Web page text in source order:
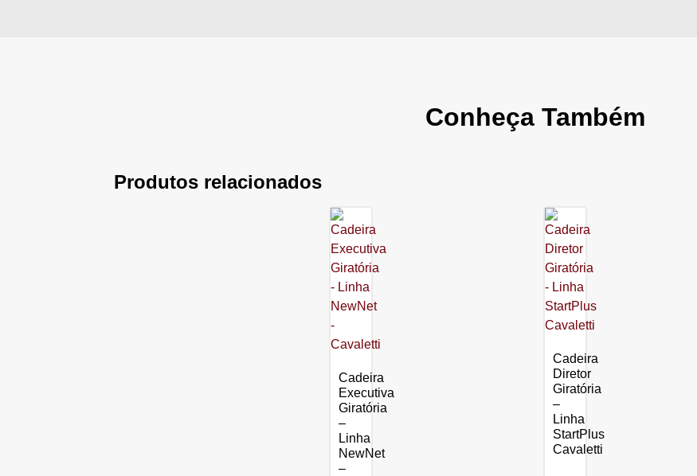
Conheça Também
Produtos relacionados
Cadeira
Executiva
Giratória
–
Linha
NewNet
–
Cadeira
Diretor
Giratória
–
Linha
StartPlus
Cavaletti